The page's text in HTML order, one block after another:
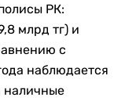
РК:
млрд тг) и
с
наблюдается
наличные